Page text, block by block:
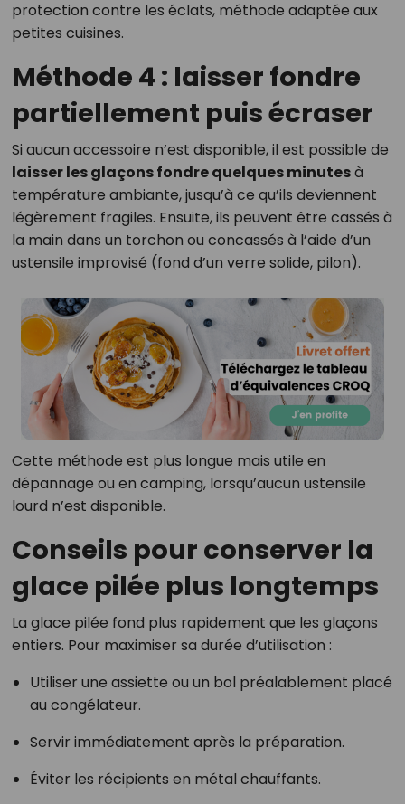
protection contre les éclats, méthode adaptée aux
petites cuisines.
Méthode 4 : laisser fondre
partiellement puis écraser
Si aucun accessoire n’est disponible, il est possible de
laisser les glaçons fondre quelques minutesà
température ambiante, jusqu’à ce qu’ils deviennent
légèrement fragiles. Ensuite, ils peuvent être cassés à
la main dans un torchon ou concassés à l’aide d’un
ustensile improvisé (fond d’un verre solide, pilon).
Cette méthode est plus longue mais utile en
dépannage ou en camping, lorsqu’aucun ustensile
lourd n’est disponible.
Conseils pour conserver la
glace pilée plus longtemps
La glace pilée fond plus rapidement que les glaçons
entiers. Pour maximiser sa durée d’utilisation :
Utiliser une assiette ou un bol préalablement placé
au congélateur.
Servir immédiatement après la préparation.
Éviter les récipients en métal chauffants.